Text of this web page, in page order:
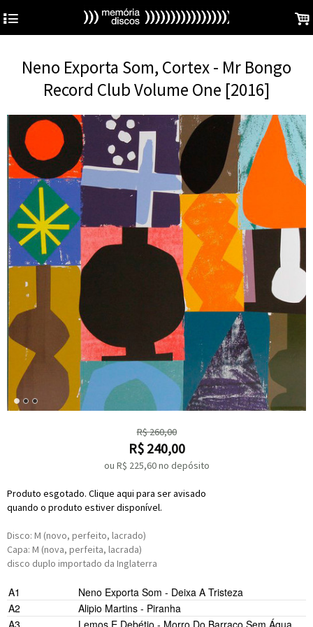
4 .
Neno Exporta Som, Cortex - Mr Bongo
Record Club Volume One [2016]
R$260,00
R$ 240,00
ou R$ 225,60no depósito
Produto esgotado. Clique aqui para ser avisado
quando o produto estiver disponível.
Disco: M (novo, perfeito, lacrado)
Capa: M (nova, perfeita, lacrada)
disco duplo importado da Inglaterra
A1 Neno Exporta Som - Deixa A Tristeza
A2
Alipio Martins - Piranha
A3
Lemos E Debétio - Morro Do Barraco Sem Água